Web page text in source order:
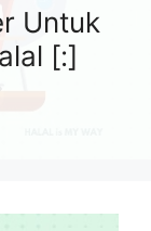
Untuk
[:]